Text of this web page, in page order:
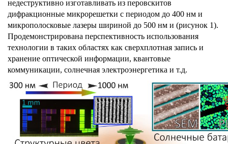
недеструктивно изготавливать из перовскитов
дифракционные микрорешетки с периодом до 400 нм и
микрополосковые лазеры шириной до 500 нм и (рисунок 1).
Продемонстрирована перспективность использования
технологии в таких областях как сверхплотная запись и
хранение оптической информации, квантовые
коммуникации, солнечная электроэнергетика и т.д.